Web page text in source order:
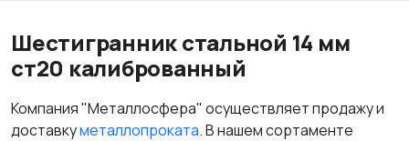
Шестигранник стальной 14 мм
ст20 калиброванный
Компания "Металлосфера" осуществляет продажу и
доставкуметаллопроката. В нашем сортаменте